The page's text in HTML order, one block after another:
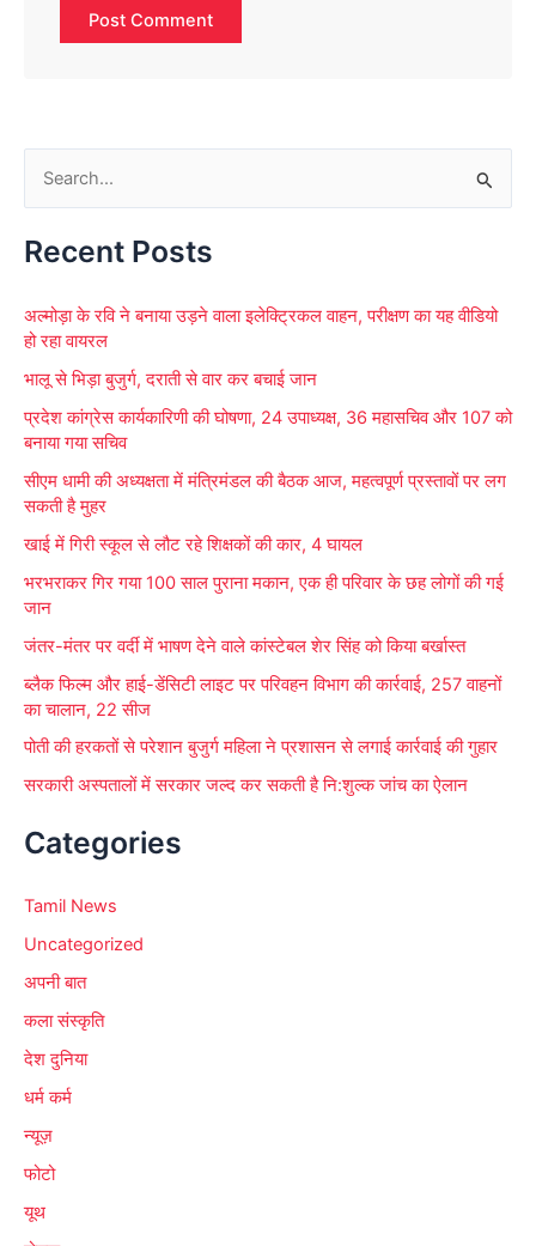
a
c
o
:
Recent Posts
अल्मोड़ा के रवि ने बनाया उड़ने वाला इलेक्ट्रिकल वाहन, परीक्षण का यह वीडियो
हो रहा वायरल
भालू से भिड़ा बुजुर्ग, दराती से वार कर बचाई जान
प्रदेश कांग्रेस कार्यकारिणी की घोषणा, 24 उपाध्यक्ष, 36 महासचिव और 107 को
बनाया गया सचिव
सीएम धामी की अध्यक्षता में मंत्रिमंडल की बैठक आज, महत्वपूर्ण प्रस्तावों पर लग
सकती है मुहर
खाई में गिरी स्कूल से लौट रहे शिक्षकों की कार, 4 घायल
भरभराकर गिर गया 100 साल पुराना मकान, एक ही परिवार के छह लोगों की गई
जान
जंतर-मंतर पर वर्दी में भाषण देने वाले कांस्टेबल शेर सिंह को किया बर्खास्त
ब्लैक फिल्म और हाई-डेंसिटी लाइट पर परिवहन विभाग की कार्रवाई, 257 वाहनों
का चालान, 22 सीज
पोती की हरकतों से परेशान बुजुर्ग महिला ने प्रशासन से लगाई कार्रवाई की गुहार
सरकारी अस्पतालों में सरकार जल्द कर सकती है नि:शुल्क जांच का ऐलान
Categories
Tamil News
Uncategorized
अपनी बात
कला संस्कृति
देश दुनिया
धर्म कर्म
न्यूज़
फोटो
यूथ